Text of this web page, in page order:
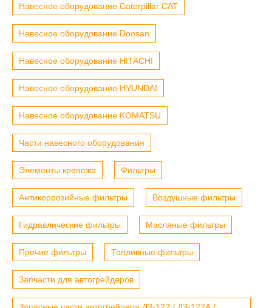
Навесное оборудование Caterpillar CAT
Навесное оборудование Doosan
Навесное оборудование HITACHI
Навесное оборудование HYUNDAI
Навесное оборудование KOMATSU
Части навесного оборудования
Элементы крепежа Фильтры
Антикоррозийные фильтры Воздушные фильтры
Гидравлические фильтры Масляные фильтры
Прочие фильтры Топливные фильтры
Запчасти для автогрейдеров